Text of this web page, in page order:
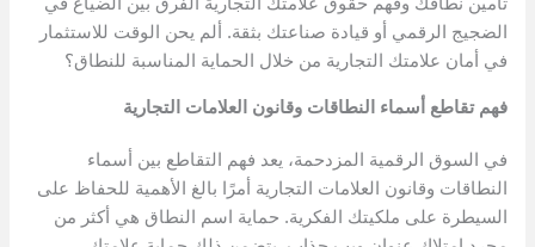
الضجيج الرقمي أو قيادة صناعتك بثقة. ألم يحن الوقت للاستثمار
في أمان علامتك التجارية من خلال الحماية المناسبة للنطاق؟
فهم تقاطع أسماء النطاقات وقانون العلامات التجارية
في السوق الرقمية المزدحمة، يعد فهم التقاطع بين أسماء
النطاقات وقانون العلامات التجارية أمرًا بالغ الأهمية للحفاظ على
السيطرة على ملكيتك الفكرية. حماية اسم النطاق هي أكثر من